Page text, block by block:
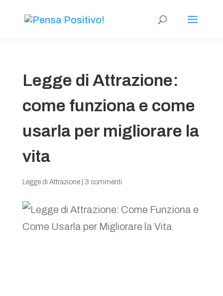
Legge di Attrazione:
come funziona e come
usarla per migliorare la
vita
Legge di Attrazione| 3 commenti